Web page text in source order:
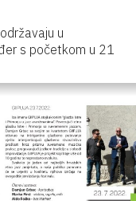
u
s početkom u 21